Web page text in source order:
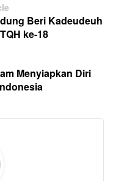
Beri Kadeudeuh
ke-18
Menyiapkan Diri